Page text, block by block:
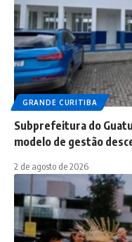
GRANDE CURITIBA
Subprefeitura do
modelo de gestão
2 de agosto de 2026